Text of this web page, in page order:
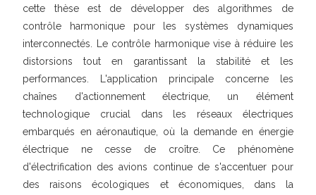
cette thèse est de développer des algorithmes de
contrôle harmonique pour les systèmes dynamiques
interconnectés. Le contrôle harmonique vise à réduire les
distorsions tout en garantissant la stabilité et les
performances. L'application principale concerne les
chaînes d'actionnement électrique, un élément
technologique crucial dans les réseaux électriques
embarqués en aéronautique, où la demande en énergie
électrique ne cesse de croître. Ce phénomène
d'électrification des avions continue de s'accentuer pour
des raisons écologiques et économiques, dans la